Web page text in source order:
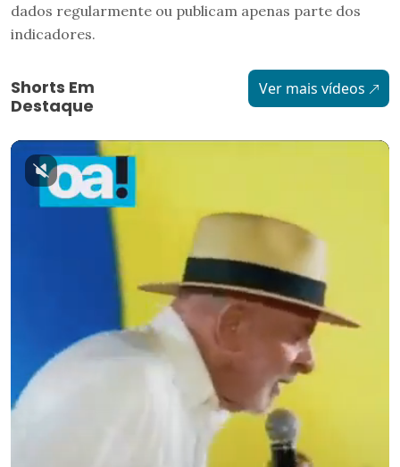
dados regularmente ou publicam apenas parte dos
indicadores.
Shorts Em
Destaque
Ver mais vídeos